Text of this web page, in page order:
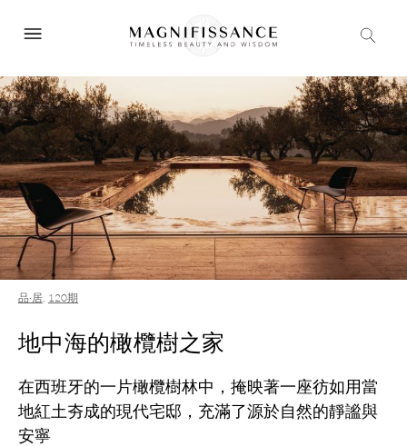
品·居, 120期
地中海的橄欖樹之家
在西班牙的一片橄欖樹林中，掩映著一座彷如用當
地紅土夯成的現代宅邸，充滿了源於自然的靜謐與
安寧